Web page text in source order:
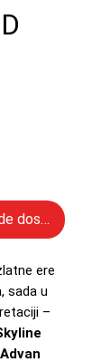
dostupno
ere
sada u
–